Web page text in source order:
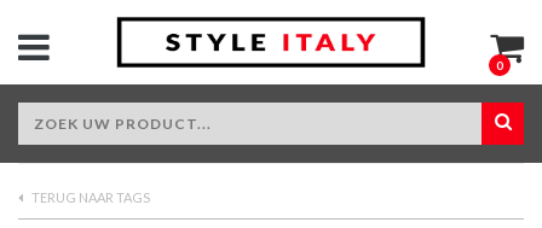
0
TERUG NAAR TAGS